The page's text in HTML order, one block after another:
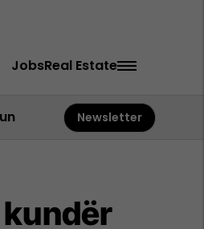
JobsReal Estate
Newsletter